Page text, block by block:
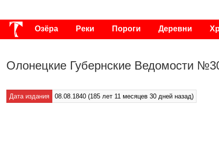
Озёра Реки Пороги Деревни
Олонецкие Губернские Ведомости
Дата издания 08.08.1840 (185 лет 11 месяцев 30 дней назад)